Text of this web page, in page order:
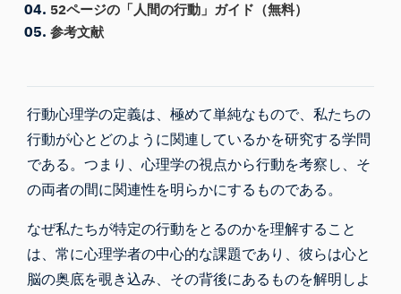
52ページの「人間の行動」ガイド（無料）
参考文献
行動心理学の定義は、極めて単純なもので、私たちの
行動が心とどのように関連しているかを研究する学問
である。つまり、心理学の視点から行動を考察し、そ
の両者の間に関連性を明らかにするものである。
なぜ私たちが特定の行動をとるのかを理解すること
は、常に心理学者の中心的な課題であり、彼らは心と
脳の奥底を覗き込み、その背後にあるものを解明しよ